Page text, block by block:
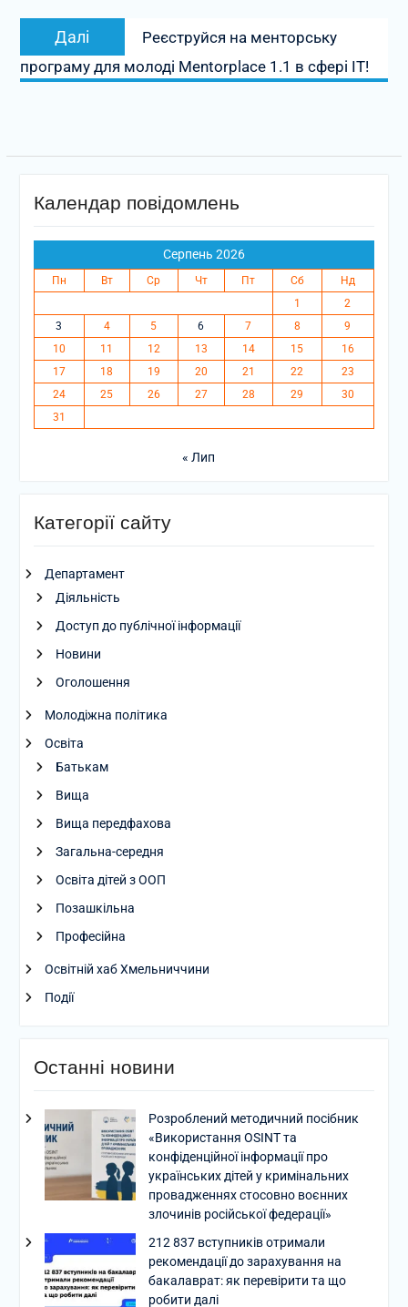
Далі
запис:
Реєструйся на менторську
програму для молоді Mentorplace 1.1 в сфері ІТ!
Календар повідомлень
Серпень 2026
Пн Вт Ср Чт Пт Сб
Нд
1
2
3
4 5 6 7 8
9
10
11 12 13 14 15
16
17
18 19 20 21 22
23
24
25 26 27 28 29
30
31
« Лип
Категорії сайту
Департамент
Діяльність
Доступ до публічної інформації
Новини
Оголошення
Молодіжна політика
Освіта
Батькам
Вища
Вища передфахова
Загальна-середня
Освіта дітей з ООП
Позашкільна
Професійна
Освітній хаб Хмельниччини
Події
Останні новини
Розроблений методичний посібник
«Використання OSINT та
конфіденційної інформації про
українських дітей у кримінальних
провадженнях стосовно воєнних
злочинів російської федерації»
212 837 вступників отримали
рекомендації до зарахування на
бакалаврат: як перевірити та що
робити далі